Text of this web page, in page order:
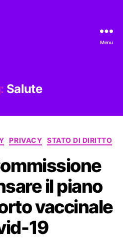
Menu
Salute
Categorie
PRIVACY STATO DI DIRITTO
il piano
vaccinale
19